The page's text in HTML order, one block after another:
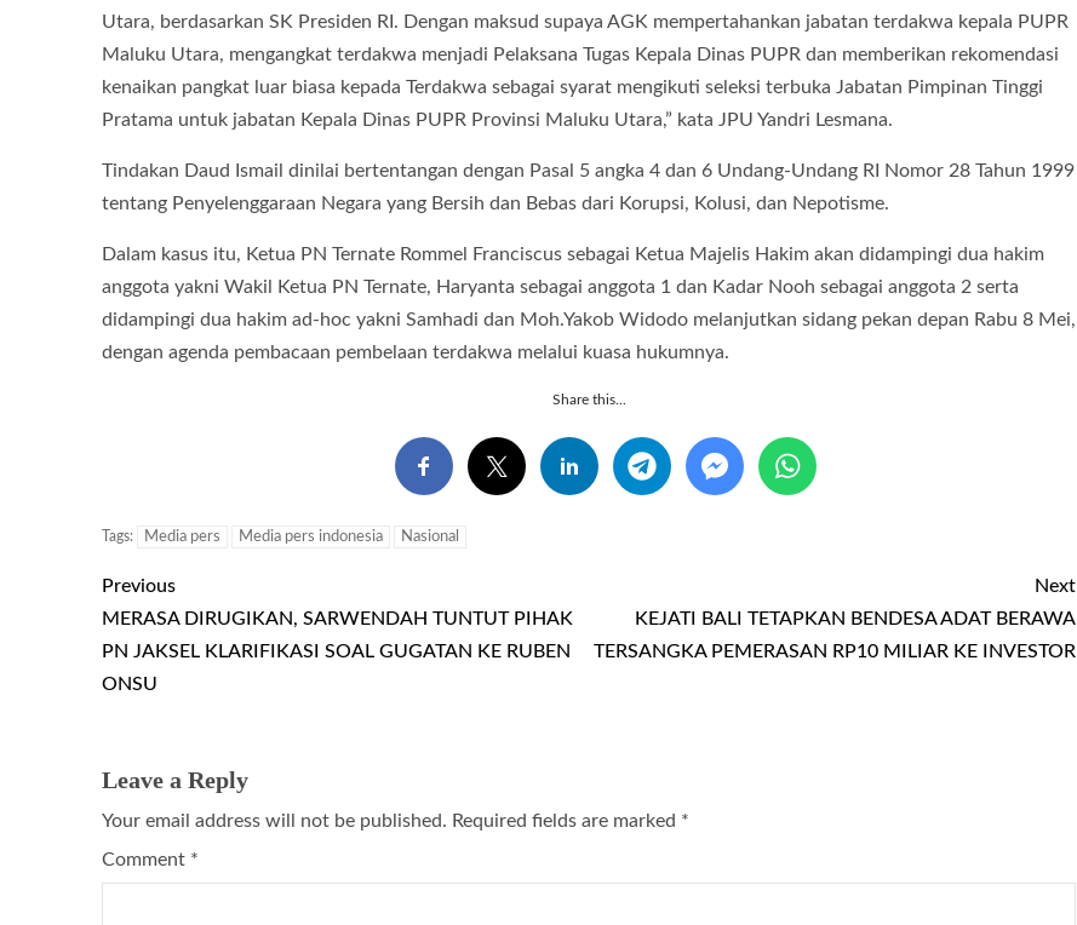
Utara, berdasarkan SK Presiden RI. Dengan maksud supaya AGK mempertahankan jabatan terdakwa kepala PUPR
Maluku Utara, mengangkat terdakwa menjadi Pelaksana Tugas Kepala Dinas PUPR dan memberikan rekomendasi
kenaikan pangkat luar biasa kepada Terdakwa sebagai syarat mengikuti seleksi terbuka Jabatan Pimpinan Tinggi
Pratama untuk jabatan Kepala Dinas PUPR Provinsi Maluku Utara,” kata JPU Yandri Lesmana.
Tindakan Daud Ismail dinilai bertentangan dengan Pasal 5 angka 4 dan 6 Undang-Undang RI Nomor 28 Tahun 1999
tentang Penyelenggaraan Negara yang Bersih dan Bebas dari Korupsi, Kolusi, dan Nepotisme.
Dalam kasus itu, Ketua PN Ternate Rommel Franciscus sebagai Ketua Majelis Hakim akan didampingi dua hakim
anggota yakni Wakil Ketua PN Ternate, Haryanta sebagai anggota 1 dan Kadar Nooh sebagai anggota 2 serta
didampingi dua hakim ad-hoc yakni Samhadi dan Moh.Yakob Widodo melanjutkan sidang pekan depan Rabu 8 Mei,
dengan agenda pembacaan pembelaan terdakwa melalui kuasa hukumnya.
Share this...
Tags: Media pers Media pers indonesia Nasional
Previous
MERASA DIRUGIKAN, SARWENDAH TUNTUT PIHAK
PN JAKSEL KLARIFIKASI SOAL GUGATAN KE RUBEN
ONSU
Next
KEJATI BALI TETAPKAN BENDESA ADAT BERAWA
TERSANGKA PEMERASAN RP10 MILIAR KE INVESTOR
Leave a Reply
Your email address will not be published. Required fields are marked *
Comment *